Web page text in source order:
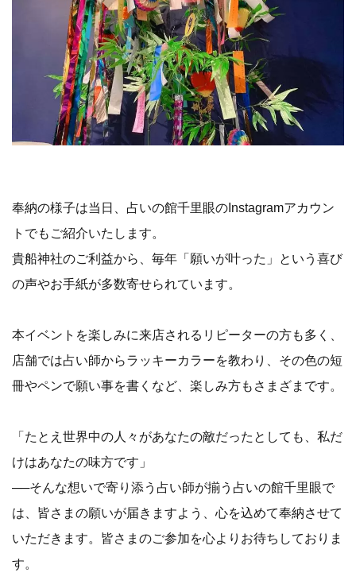
奉納の様子は当日、占いの館千里眼のInstagramアカウン
トでもご紹介いたします。
貴船神社のご利益から、毎年「願いが叶った」という喜び
の声やお手紙が多数寄せられています。
本イベントを楽しみに来店されるリピーターの方も多く、
店舗では占い師からラッキーカラーを教わり、その色の短
冊やペンで願い事を書くなど、楽しみ方もさまざまです。
「たとえ世界中の人々があなたの敵だったとしても、私だ
けはあなたの味方です」
──そんな想いで寄り添う占い師が揃う占いの館千里眼で
は、皆さまの願いが届きますよう、心を込めて奉納させて
いただきます。皆さまのご参加を心よりお待ちしておりま
す。